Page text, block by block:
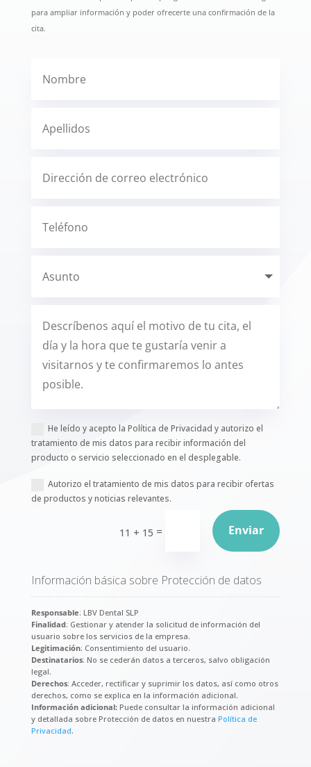
para ampliar información y poder ofrecerte una confirmación de la
cita.
He leído y acepto la Política de Privacidad y autorizo el
tratamiento de mis datos para recibir información del
producto o servicio seleccionado en el desplegable.
Autorizo el tratamiento de mis datos para recibir ofertas
de productos y noticias relevantes.
11 + 15 = Enviar
Información básica sobre Protección de datos
Responsable: LBV Dental SLP
Finalidad: Gestionar y atender la solicitud de información del
usuario sobre los servicios de la empresa.
Legitimación: Consentimiento del usuario.
Destinatarios: No se cederán datos a terceros, salvo obligación
legal.
Derechos: Acceder, rectificar y suprimir los datos, así como otros
derechos, como se explica en la información adicional.
Información adicional:Puede consultar la información adicional
y detallada sobre Protección de datos en nuestra Política de
Privacidad.